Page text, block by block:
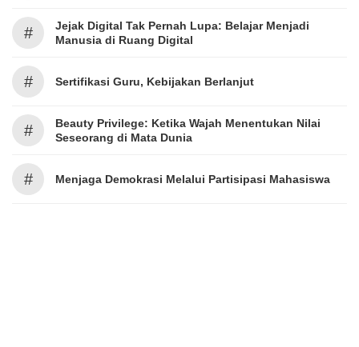
#
Jejak Digital Tak Pernah Lupa: Belajar Menjadi
Manusia di Ruang Digital
# Sertifikasi Guru, Kebijakan Berlanjut
#
Beauty Privilege: Ketika Wajah Menentukan Nilai
Seseorang di Mata Dunia
# Menjaga Demokrasi Melalui Partisipasi Mahasiswa